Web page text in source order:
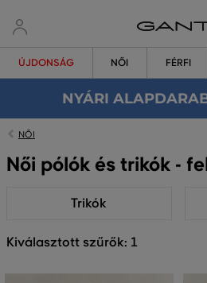
ÚJDONSÁG NŐI FÉRFI
NYÁRI
NŐI
Női pólók és trikók -
Trikók
Kiválasztott szűrők: 1